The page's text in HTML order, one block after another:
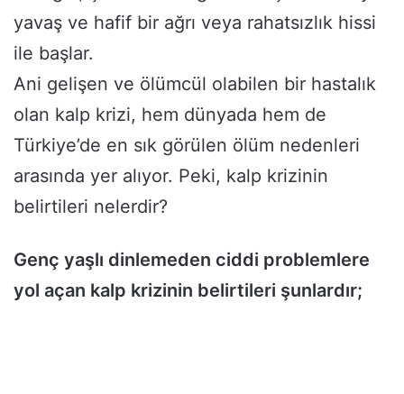
yavaş ve hafif bir ağrı veya rahatsızlık hissi
ile başlar.
Ani gelişen ve ölümcül olabilen bir hastalık
olan kalp krizi, hem dünyada hem de
Türkiye’de en sık görülen ölüm nedenleri
arasında yer alıyor. Peki, kalp krizinin
belirtileri nelerdir?
Genç yaşlı dinlemeden ciddi problemlere
yol açan kalp krizinin belirtileri şunlardır;